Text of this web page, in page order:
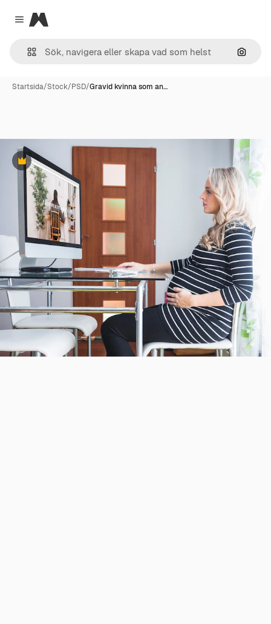
Close menu
Magnific
Sök
Startsida/Stock/PSD/Gravid kvinna som an…
Premie